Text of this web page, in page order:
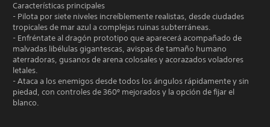
Características principales
- Pilota por siete niveles increíblemente realistas, desde ciudades
tropicales de mar azul a complejas ruinas subterráneas.
- Enfréntate al dragón prototipo que aparecerá acompañado de
malvadas libélulas gigantescas, avispas de tamaño humano
aterradoras, gusanos de arena colosales y acorazados voladores
letales.
- Ataca a los enemigos desde todos los ángulos rápidamente y sin
piedad, con controles de 360º mejorados y la opción de fijar el
blanco.